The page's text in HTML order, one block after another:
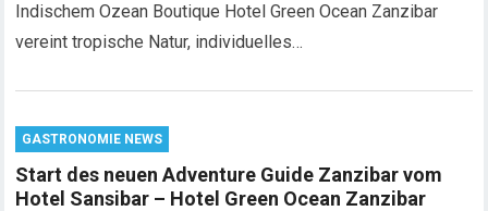
Indischem Ozean Boutique Hotel Green Ocean Zanzibar
vereint tropische Natur, individuelles…
GASTRONOMIE NEWS
Start des neuen Adventure Guide Zanzibar vom
Hotel Sansibar – Hotel Green Ocean Zanzibar